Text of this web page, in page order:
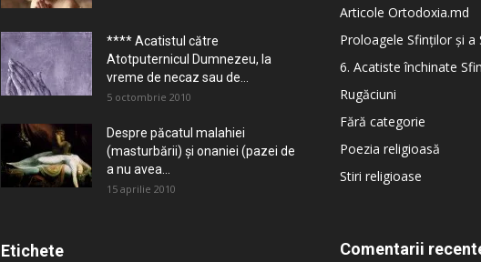
**** Acatistul către
Atotputernicul Dumnezeu, la
vreme de necaz sau de...
5 octombrie 2010
Despre păcatul malahiei
(masturbării) şi onaniei (pazei de
a nu avea...
15 aprilie 2010
Etichete
Articole Ortodoxia.md
Proloagele Sfinților și a
6. Acatiste închinate
Rugăciuni
Fără categorie
Poezia religioasă
Stiri religioase
Comentarii